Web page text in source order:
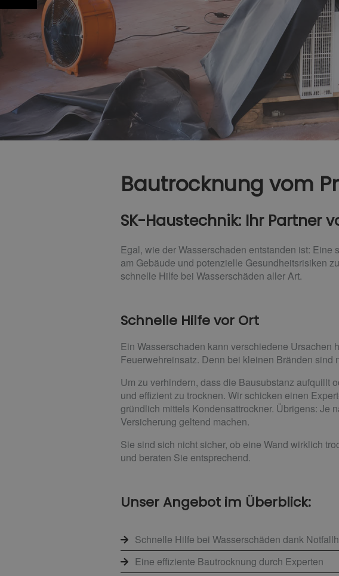
Bautrocknung vom
SK-Haustechnik: Ihr Partner
Egal, wie der Wasserschaden entstanden ist:
am Gebäude und potenzielle Gesundheitsrisiken
schnelle Hilfe bei Wasserschäden aller Art.
Schnelle Hilfe vor Ort
Ein Wasserschaden kann verschiedene Ursachen
Feuerwehreinsatz. Denn bei kleinen Bränden
Um zu verhindern, dass die Bausubstanz aufquillt
und effizient zu trocknen. Wir schicken einen
gründlich mittels Kondensattrockner. Übrigens: Je
Versicherung geltend machen.
Sie sind sich nicht sicher, ob eine Wand wirklich
und beraten Sie entsprechend.
Unser Angebot im Überblick:
Schnelle Hilfe bei Wasserschäden dank
Eine effiziente Bautrocknung durch Experten